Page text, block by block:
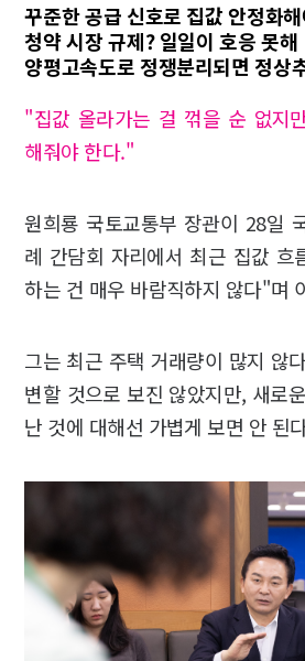
꾸준한 공급 신호로 집값 안정화
청약 시장 규제? 일일이 호응 못해
양평고속도로 정쟁분리되면 정상
"집값 올라가는 걸 꺾을 순 없지
해줘야 한다."
원희룡 국토교통부 장관이 28일
례 간담회 자리에서 최근 집값 흐
하는 건 매우 바람직하지 않다"며
그는 최근 주택 거래량이 많지 않
변할 것으로 보진 않았지만, 새로
난 것에 대해선 가볍게 보면 안 된